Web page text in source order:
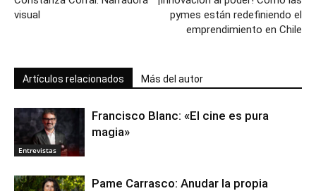
visual
pymes están redefiniendo el
emprendimiento en Chile
Artículos relacionados Más del autor
Entrevistas
Francisco Blanc: «El cine es pura
magia»
Pame Carrasco: Anudar la propia